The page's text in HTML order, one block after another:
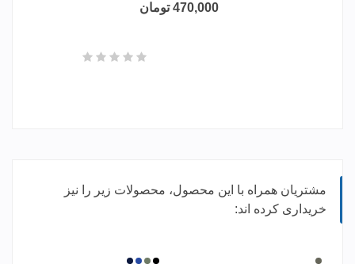
470,000 تومان
مشتریان همراه با این محصول، محصولات زیر را نیز
خریداری کرده اند:
بیدودی مشکی
طوسی
آبیسرمه